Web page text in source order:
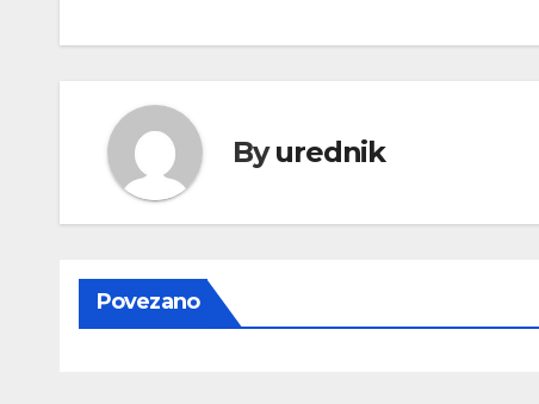
Byurednik
Povezano